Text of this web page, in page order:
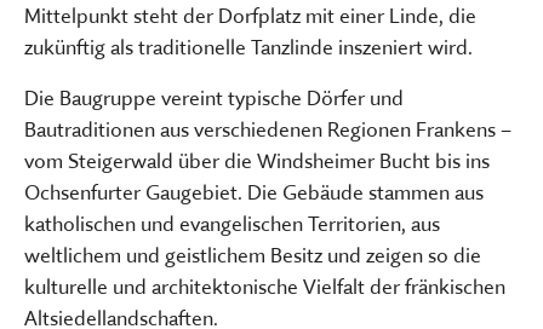
Mittelpunkt steht der Dorfplatz mit einer Linde, die
zukünftig als traditionelle Tanzlinde inszeniert wird.
Die Baugruppe vereint typische Dörfer und
Bautraditionen aus verschiedenen Regionen Frankens –
vom Steigerwald über die Windsheimer Bucht bis ins
Ochsenfurter Gaugebiet. Die Gebäude stammen aus
katholischen und evangelischen Territorien, aus
weltlichem und geistlichem Besitz und zeigen so die
kulturelle und architektonische Vielfalt der fränkischen
Altsiedellandschaften.